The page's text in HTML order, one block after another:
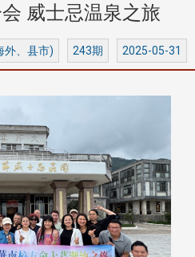
威士忌温泉之旅
外、县市) 243期 2025-05-31